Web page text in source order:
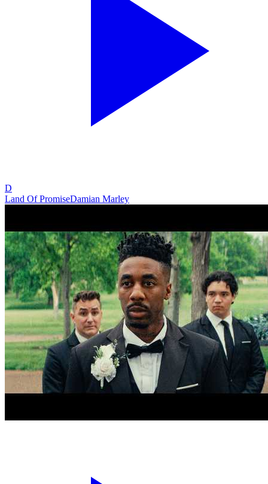
D
Land Of PromiseDamian Marley